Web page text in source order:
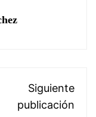
Siguiente
publicación